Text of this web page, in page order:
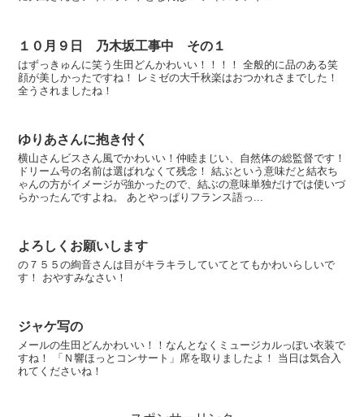
１０月９日 乃木坂工事中 その１
はずっきゅんに笑う生田どんかわいい！！！！ 全般的に品のある笑
顔が美しかったですね！ レミゼの大千秋楽はおつかれさまでした！
全うされましたね！
ゆりあさんに抱き付く
横山さんビスさん風でかわいい！仲睦まじい、自然体の総監督です！
ドリーム号の名前は選ばれなくて残念！ 結ぶという意味だと結衣ち
ゃんの方がイメージが強かったので、結ぶの意味単独だけでは使いづ
らかったんですよね。 あとやっぱりフランス語っ...
よろしくお願いします
の７５５の絢音さんは目がキラキラしていてとてもかわいらしいで
す！ おやすみなさい！
ジャケ写の
メールの生田どんかわいい！！なんとなくミュージカルっぽい衣装で
すね！ 「Ｎ響ほっとコンサート」席を取りましたよ！ 当日は気合入
れてくださいね！